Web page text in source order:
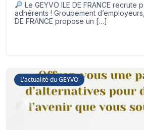
Le GEYVO ILE DE FRANCE recrute
adhérents ! Groupement
DE FRANCE propose un […]
L'actualité du GEYVO